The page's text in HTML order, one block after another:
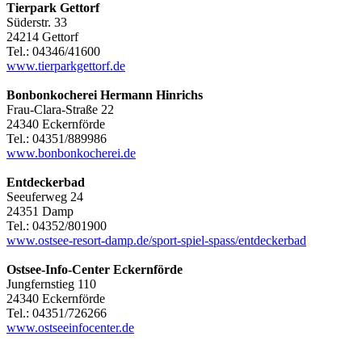
Tierpark Gettorf
Süderstr. 33
24214 Gettorf
Tel.: 04346/41600
www.tierparkgettorf.de
Bonbonkocherei Hermann Hinrichs
Frau-Clara-Straße 22
24340 Eckernförde
Tel.: 04351/889986
www.bonbonkocherei.de
Entdeckerbad
Seeuferweg 24
24351 Damp
Tel.: 04352/801900
www.ostsee-resort-damp.de/sport-spiel-spass/entdeckerbad
Ostsee-Info-Center Eckernförde
Jungfernstieg 110
24340 Eckernförde
Tel.: 04351/726266
www.ostseeinfocenter.de